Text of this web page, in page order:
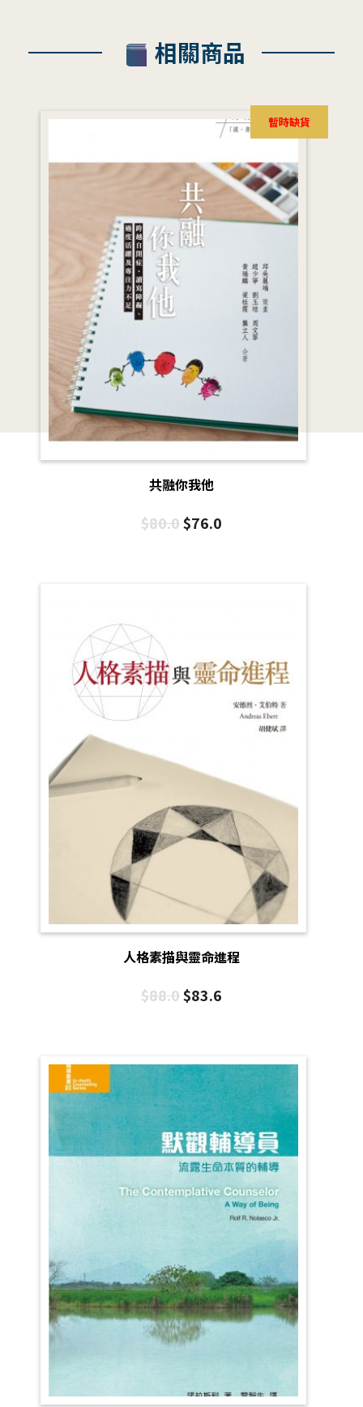
相關商品
共融你我他
暫時缺貨
$80.0$76.0
人格素描與靈命進程
$88.0$83.6